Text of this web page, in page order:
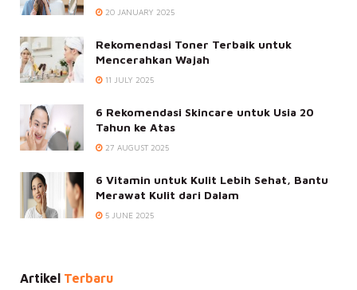
20 JANUARY 2025
Rekomendasi Toner Terbaik untuk
Mencerahkan Wajah
11 JULY 2025
6 Rekomendasi Skincare untuk Usia 20
Tahun ke Atas
27 AUGUST 2025
6 Vitamin untuk Kulit Lebih Sehat, Bantu
Merawat Kulit dari Dalam
5 JUNE 2025
Artikel Terbaru